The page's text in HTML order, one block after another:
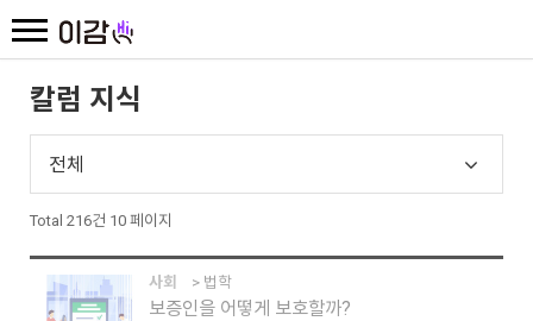
칼럼 지식
전체
Total 216건 10 페이지
사회 > 법학
보증인을 어떻게 보호할까?